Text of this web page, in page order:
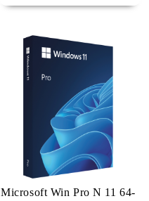
Microsoft Win Pro N 11 64-